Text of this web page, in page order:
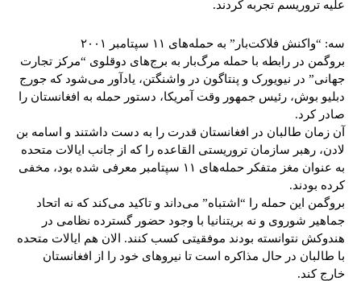
علیه تروریسم تجربه کردند.
سه: “واکنش فلاکت‌بار” به حمله‌های ۱۱ سپتامبر ۲۰۰۱
بروگمن در رابطه با حمله مرگ‌بار به برج‌های دوقلوی “مرکز تجارت
جهانی” در نیویورک و پنتاگون در واشنگتن، یادآور می‌شود که جورج
دبلیو بوش، رئیس جمهور وقت آمریکا، دستور حمله به افغانستان را
صادر کرد.
آن زمان طالبان در افغانستان قدرت را به‌ دست داشتند و اسامه بن
لادن، رهبر سازمان تروریستی القاعده را که از جانب ایالات متحده
به عنوان مغز متفکر حمله‌های ۱۱ سپتامبر معرفی شده بود، مخفی
کرده بودند.
بروگمن این حمله را “اشتباه” می‌داند و تاکید می‌کند که نه اتحاد
جماهیر شوروی و نه بریتنانیا با وجود حضور گسترده نظامی در
هندوکش نتوانسته بودند موفقیتی کسب کنند. الان هم ایالات متحده
با طالبان در حال مذاکره است تا نیروهای خود را از افغانستان
خارج کند.